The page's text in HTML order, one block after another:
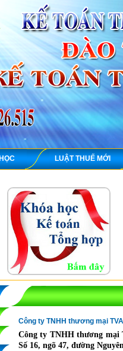
LUẬT THUẾ MỚI
KẾ
Công ty TNHH thương mại
Công ty TNHH thương mại
Số 16, ngõ 47, đường